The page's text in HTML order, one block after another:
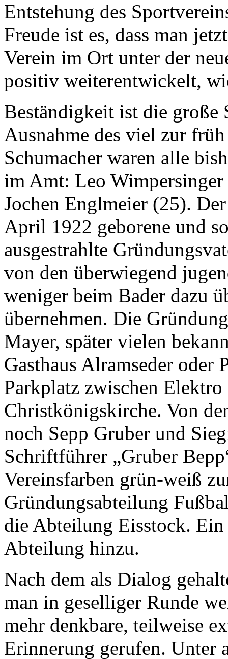
Entstehung des
Freude ist es, dass man
Verein im Ort unter der
positiv weiterentwickelt,
Beständigkeit ist die
Ausnahme des viel zur
Schumacher waren alle
im Amt: Leo
Jochen Englmeier (25).
April 1922 geborene und
ausgestrahlte
von den überwiegend
weniger beim Bader dazu
übernehmen. Die
Mayer, später vielen
Gasthaus Alramseder oder
Parkplatz zwischen
Christkönigskirche. Von
noch Sepp Gruber und
Schriftführer „Gruber
Vereinsfarben grün-weiß
Gründungsabteilung
die Abteilung Eisstock.
Abteilung hinzu.
Nach dem als Dialog
man in geselliger Runde
mehr denkbare, teilweise
Erinnerung gerufen. Unter